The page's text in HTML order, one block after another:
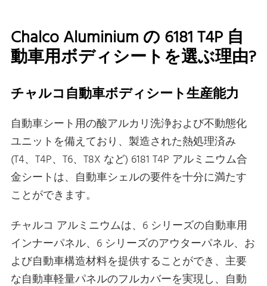
Chalco Aluminium の 6181 T4P 自
動車用ボディシートを選ぶ理由?
チャルコ自動車ボディシート生産能力
自動車シート用の酸アルカリ洗浄および不動態化
ユニットを備えており、製造された熱処理済み
(T4、T4P、T6、T8X など) 6181 T4P アルミニウム合
金シートは、自動車シェルの要件を十分に満たす
ことができます。
チャルコ アルミニウムは、6 シリーズの自動車用
インナーパネル、6 シリーズのアウターパネル、お
よび自動車構造材料を提供することができ、主要
な自動車軽量パネルのフルカバーを実現し、自動